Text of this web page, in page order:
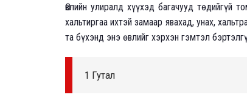
Өвлийн улиралд хүүхэд багачууд
хальтиргаа ихтэй замаар явахад, унах,
та бүхэнд энэ өвлийг хэрхэн гэмтэл
1 Гутал